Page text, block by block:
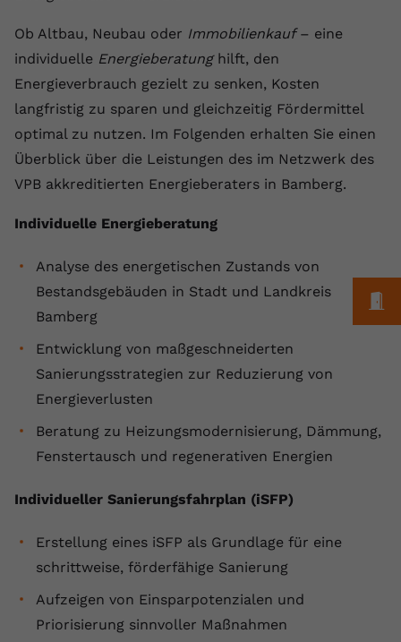
Ob Altbau, Neubau oder Immobilienkauf– eine
individuelle Energieberatunghilft, den
Energieverbrauch gezielt zu senken, Kosten
langfristig zu sparen und gleichzeitig Fördermittel
optimal zu nutzen. Im Folgenden erhalten Sie einen
Überblick über die Leistungen des im Netzwerk des
VPB akkreditierten Energieberaters in Bamberg.
Individuelle Energieberatung
Analyse des energetischen Zustands von
Bestandsgebäuden in Stadt und Landkreis
Bamberg
Entwicklung von maßgeschneiderten
Sanierungsstrategien zur Reduzierung von
Energieverlusten
Beratung zu Heizungsmodernisierung, Dämmung,
Fenstertausch und regenerativen Energien
Individueller Sanierungsfahrplan (iSFP)
Erstellung eines iSFP als Grundlage für eine
schrittweise, förderfähige Sanierung
Aufzeigen von Einsparpotenzialen und
Priorisierung sinnvoller Maßnahmen
Laufzeit 2 Jahre
Zweck
eingebettete YouTube-Videos und
registriert anonyme statistische Daten.
yt-remote-device-id
Youtube.com
Laufzeit Session
Zweck
speichern, der eingebettete YouTube-
Videos verwendet.
Name yt.innertube::requests
youtube.com
Laufzeit Session
Dieser von YouTube gesetzte Cookie
registriert eine eindeutige ID, um
Videos von YouTube der Nutzer
gesehen hat.